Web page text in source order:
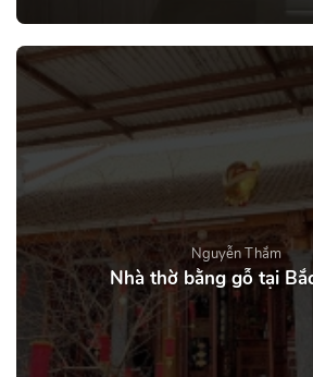
Nguyễn Thắm
Nhà thờ bằng gỗ tại